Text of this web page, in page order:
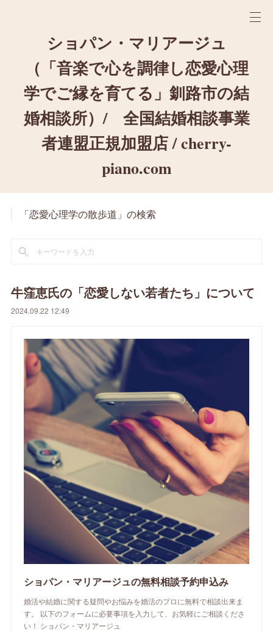
ショパン・マリアージュ
（「音楽で心を調律し恋愛心理
学でご縁を育てる」釧路市の結
婚相談所）/ 全国結婚相談事業
者連盟正規加盟店 / cherry-
piano.com
「恋愛心理学の散歩道」の検索
牛窪恵氏の「恋愛しない若者たち」について
2024.09.22 12:49
ショパン・マリアージュの無料相談予約申込み
婚活や結婚に関する疑問やお悩みを婚活のプロに無料で相談出来ま
す。 以下のフォームに必要事項を入力して、お気軽にご相談くださ
い！ ショパン・マリアージュ